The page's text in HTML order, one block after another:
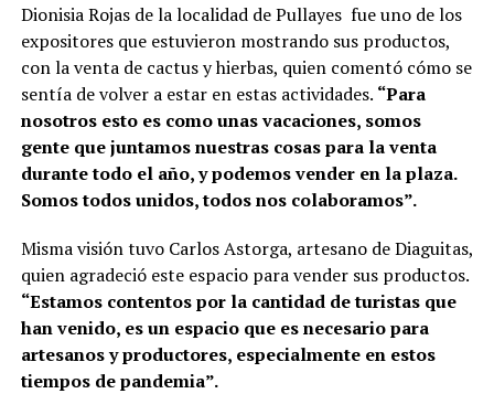
Dionisia Rojas de la localidad de Pullayes fue uno de los
expositores que estuvieron mostrando sus productos,
con la venta de cactus y hierbas, quien comentó cómo se
sentía de volver a estar en estas actividades. “Para
nosotros esto es como unas vacaciones, somos
gente que juntamos nuestras cosas para la venta
durante todo el año, y podemos vender en la plaza.
Somos todos unidos, todos nos colaboramos”.
Misma visión tuvo Carlos Astorga, artesano de Diaguitas,
quien agradeció este espacio para vender sus productos.
“Estamos contentos por la cantidad de turistas que
han venido, es un espacio que es necesario para
artesanos y productores, especialmente en estos
tiempos de pandemia”.